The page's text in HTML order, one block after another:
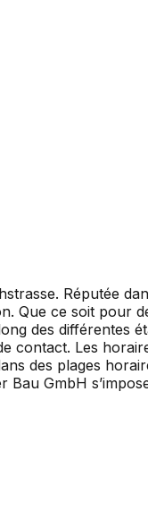
Réputée
Que ce soit pour
des différentes
contact. Les
des plages
Bau GmbH